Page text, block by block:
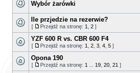
Wybór żarówki
Ile przjedzie na rezerwie?
[ Przejdź na stronę: 1 2 ]
YZF 600 R vs. CBR 600 F4
[ Przejdź na stronę: 1 2 3 4 5 ]
Opona 190
[ Przejdź na stronę: 1 19 20 21 ]